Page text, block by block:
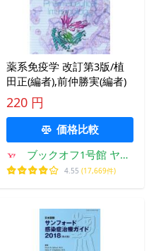
薬系免疫学 改訂第3版/植
田正(編者),前仲勝実(編者)
220 円
価格比較
ブックオフ1号館 ヤフ
ーショッピング店
4.55 (17,669件)